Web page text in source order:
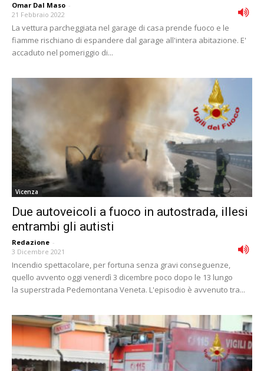
Omar Dal Maso -
21 Febbraio 2022
La vettura parcheggiata nel garage di casa prende fuoco e le
fiamme rischiano di espandere dal garage all'intera abitazione. E'
accaduto nel pomeriggio di...
Vicenza
Due autoveicoli a fuoco in autostrada, illesi
entrambi gli autisti
Redazione -
3 Dicembre 2021
Incendio spettacolare, per fortuna senza gravi conseguenze,
quello avvento oggi venerdì 3 dicembre poco dopo le 13 lungo
la superstrada Pedemontana Veneta. L'episodio è avvenuto tra...